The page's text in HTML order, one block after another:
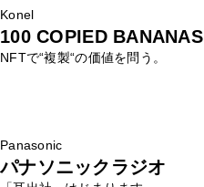
Konel
100 COPIED BANANAS
NFTで“複製“の価値を問う。
Panasonic
パナソニックラジオ